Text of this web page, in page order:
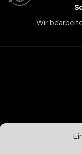
Wir